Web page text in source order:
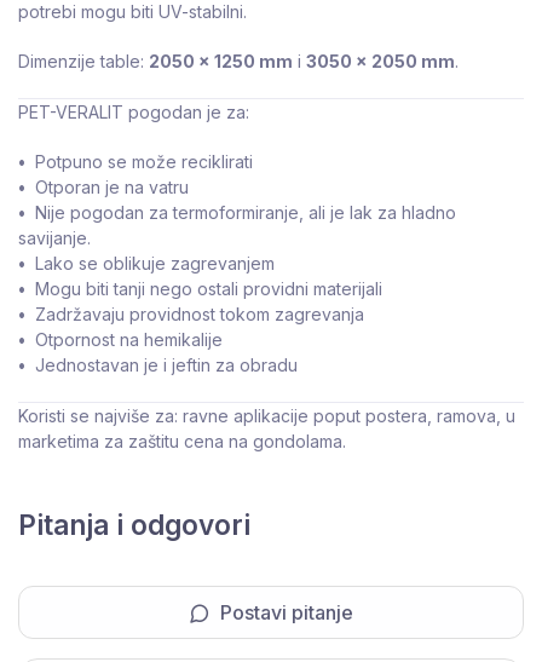
potrebi mogu biti UV-stabilni.
Dimenzije table: 2050 x 1250 mm i 3050 x 2050 mm.
PET-VERALIT pogodan je za:
• Potpuno se može reciklirati
• Otporan je na vatru
• Nije pogodan za termoformiranje, ali je lak za hladno
savijanje.
• Lako se oblikuje zagrevanjem
• Mogu biti tanji nego ostali providni materijali
• Zadržavaju providnost tokom zagrevanja
• Otpornost na hemikalije
• Jednostavan je i jeftin za obradu
Koristi se najviše za: ravne aplikacije poput postera, ramova, u
marketima za zaštitu cena na gondolama.
Pitanja i odgovori
Postavi pitanje